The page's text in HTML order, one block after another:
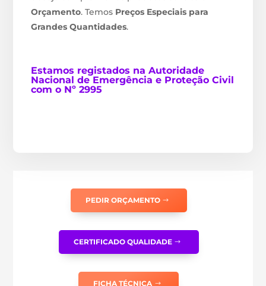
Orçamento. Temos Preços Especiais para
Grandes Quantidades.
Estamos registados na Autoridade
Nacional de Emergência e Proteção Civil
com o Nº 2995
PEDIR ORÇAMENTO
CERTIFICADO QUALIDADE
FICHA TÉCNICA